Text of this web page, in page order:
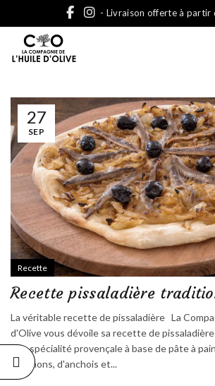
- Livraison offerte à partir
27
SEP
Recette
Recette pissaladière
La véritable recette de pissaladière La
d'Olive vous dévoile sa recette de
une spécialité provençale à base de pâte à pain
d'oignons, d'anchois et...